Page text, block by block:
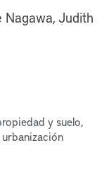
Nagawa, Judith
y suelo,